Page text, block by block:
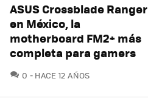
ASUS Crossblade Ranger
en México, la
motherboard FM2+ más
completa para gamers
0 COMENTARIOS
HACE 12 AÑOS